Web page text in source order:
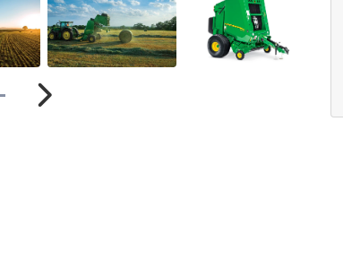
Próximo